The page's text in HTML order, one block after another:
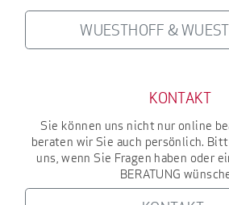
WUESTHOFF &
KONTAKT
Sie können uns nicht nur online
beraten wir Sie auch persönlich.
uns, wenn Sie Fragen haben oder
BERATUNG